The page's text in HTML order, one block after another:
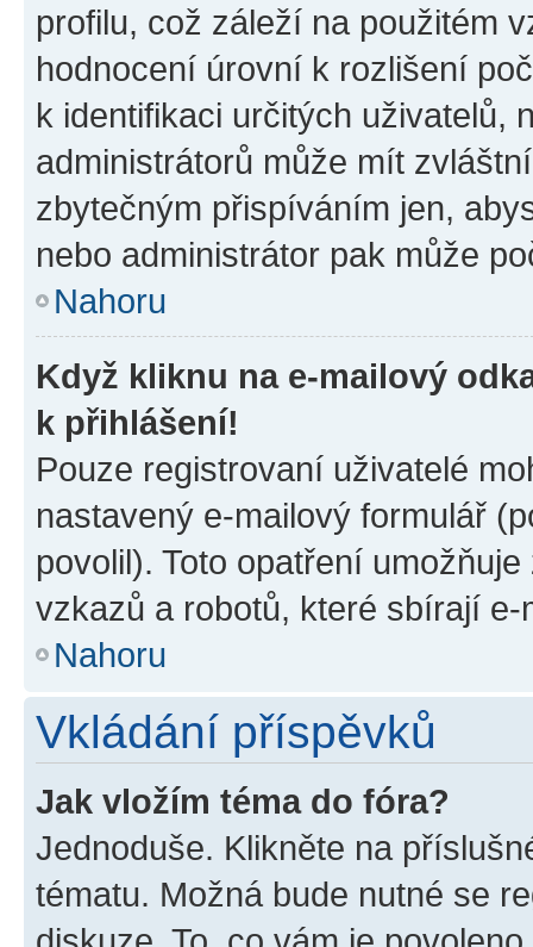
profilu, což záleží na použitém
hodnocení úrovní k rozlišení
k identifikaci určitých uživatelů,
administrátorů může mít
zbytečným přispíváním jen,
nebo administrátor pak může
Nahoru
Když kliknu na e-mailový
k přihlášení!
Pouze registrovaní uživatelé
nastavený e-mailový formulář
povolil). Toto opatření
vzkazů a robotů, které sbírají e-
Nahoru
Vkládání příspěvků
Jak vložím téma do fóra?
Jednoduše. Klikněte na
tématu. Možná bude nutné se